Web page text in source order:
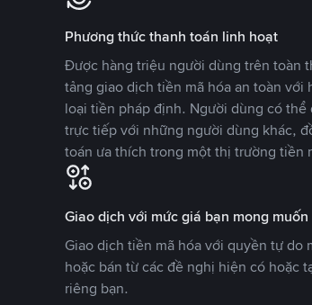
Phương thức thanh toán linh hoạt
Được hàng triệu người dùng trên toàn
tảng giao dịch tiền mã hóa an toàn
loại tiền pháp định. Người dùng có
trực tiếp với những người dùng khác,
toán ưa thích trong một thị trường tiền
Giao dịch với mức giá bạn mong muốn
Giao dịch tiền mã hóa với quyền tự do
hoặc bán từ các đề nghị hiện có hoặc
riêng bạn.